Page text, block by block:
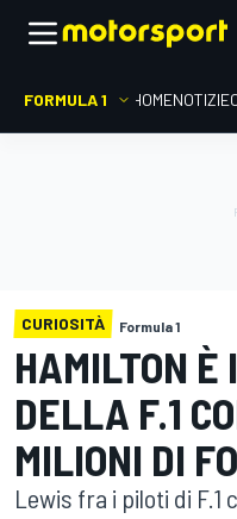
FORMULA 1 HOMENOTIZIE
CURIOSITÀ Formula 1
HAMILTON È
DELLA F.1
MILIONI DI
Lewis fra i piloti di F.1